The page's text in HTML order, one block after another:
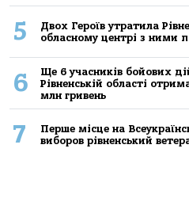
5
Двох Героїв утратила
обласному центрі з ними
6
Ще 6 учасників бойових
Рівненській області
млн гривень
7
Перше місце на
виборов рівненський